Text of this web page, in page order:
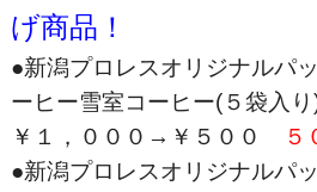
げ商品！
●新潟プロレスオリジナルパ
ーヒー雪室コーヒー(５袋入
￥１，０００→￥５００
５
●新潟プロレスオリジナルパ